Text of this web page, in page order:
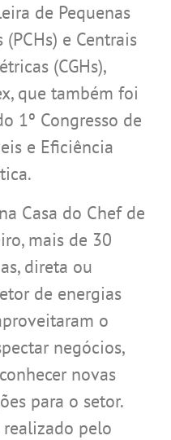
de Pequenas
e Centrais
(CGHs),
que também foi
1º Congresso de
e Eficiência
Casa do Chef de
mais de 30
direta ou
de energias
o
negócios,
novas
para o setor.
pelo